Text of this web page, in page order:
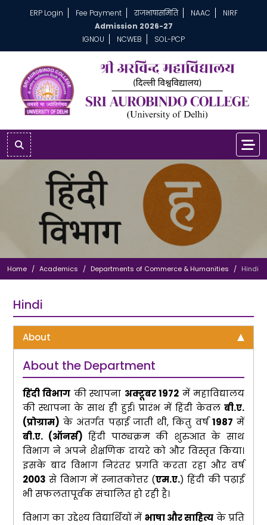
ERP Login Fee Payment राजभाषासमिति NAAC
NIRF
Admission 2026-27
IGNOU
NCWEB SOL-PCP
Home Academics Departments of Commerce & Humanities Hindi
Hindi
About
About the Department
हिंदी विभाग की स्थापना अक्टूबर 1972 में महाविद्यालय
की स्थापना के साथ ही हुई। प्रारंभ में हिंदी केवल बी.ए.
(प्रोग्राम) के अंतर्गत पढ़ाई जाती थी, किंतु वर्ष1987 में
बी.ए. (ऑनर्स) हिंदी पाठ्यक्रम की शुरुआत के साथ
विभाग ने अपने शैक्षणिक दायरे को और विस्तृत किया।
इसके बाद विभाग निरंतर प्रगति करता रहा और वर्ष
2003 से विभाग में स्नातकोत्तर (एम.ए.) हिंदी की पढ़ाई
भी सफलतापूर्वक संचालित हो रही है।
विभाग का उद्देश्य विद्यार्थियों में भाषा और साहित्य के प्रति